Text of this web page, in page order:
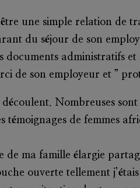
une simple relation de
du séjour de son
documents administratifs
de son employeur et ”
Nombreuses
témoignages de femmes
de ma famille élargie
ouverte tellement